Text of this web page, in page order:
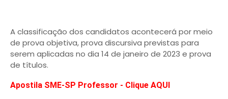
A classificação dos candidatos acontecerá por meio
de prova objetiva, prova discursiva previstas para
serem aplicadas no dia 14 de janeiro de 2023 e prova
de títulos.
Apostila SME-SP Professor - Clique AQUI